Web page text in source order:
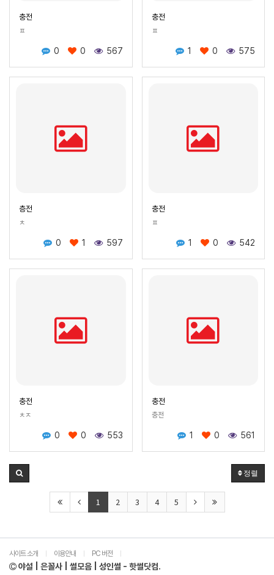
충전
ㅍ
0 0 567
충전
ㅍ
1 0 575
층전
ㅊ
0 1 597
충전
ㅍ
1 0 542
충전
ㅊㅈ
0 0 553
충전
충전
1 0 561
정렬
1 2 3 4 5
사이트 소개 이용안내 PC 버전
야설 | 은꼴사 | 썰모음 | 성인썰 - 핫썰닷컴.